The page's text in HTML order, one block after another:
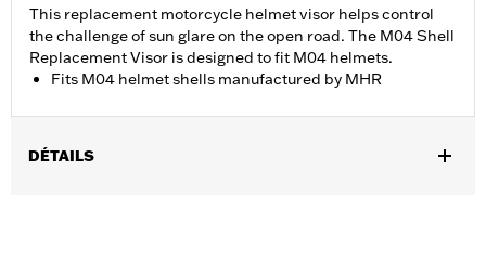
This replacement motorcycle helmet visor helps control
the challenge of sun glare on the open road. The M04 Shell
Replacement Visor is designed to fit M04 helmets.
Fits M04 helmet shells manufactured by MHR
DÉTAILS